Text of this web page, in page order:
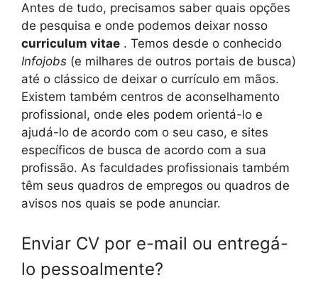
Antes de tudo, precisamos saber quais opções
de pesquisa e onde podemos deixar nosso
curriculum vitae . Temos desde o conhecido
Infojobs (e milhares de outros portais de busca)
até o clássico de deixar o currículo em mãos.
Existem também centros de aconselhamento
profissional, onde eles podem orientá-lo e
ajudá-lo de acordo com o seu caso, e sites
específicos de busca de acordo com a sua
profissão. As faculdades profissionais também
têm seus quadros de empregos ou quadros de
avisos nos quais se pode anunciar.
Enviar CV por e-mail ou entregá-
lo pessoalmente?